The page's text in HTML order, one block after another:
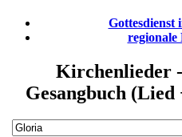
Gottesdienst
regionale
Kirchenlieder
Gesangbuch